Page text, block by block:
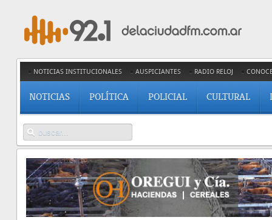
NOTICIAS INSTITUCIONALES AUSPICIANTES RADIO RELOJ
NOTICIAS POLÍTICA POLICIAL CULTURAL